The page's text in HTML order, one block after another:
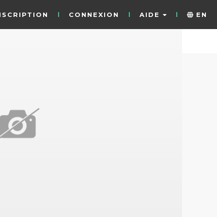
CONNEXION AIDE EN